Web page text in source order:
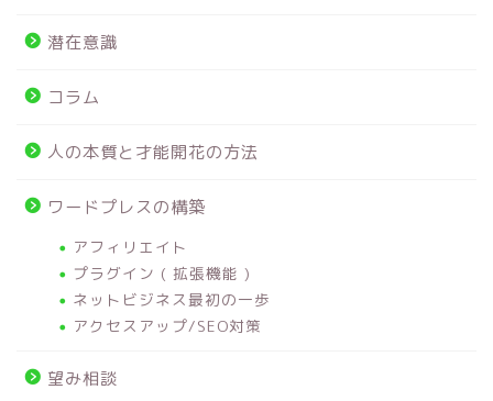
潜在意識
コラム
人の本質と才能開花の方法
ワードプレスの構築
アフィリエイト
プラグイン ( 拡張機能 )
ネットビジネス最初の一歩
アクセスアップ/SEO対策
望み相談